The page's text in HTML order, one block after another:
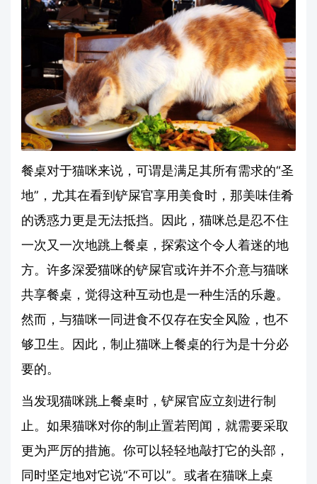
餐桌对于猫咪来说，可谓是满足其所有需求的“圣
地”，尤其在看到铲屎官享用美食时，那美味佳肴
的诱惑力更是无法抵挡。因此，猫咪总是忍不住
一次又一次地跳上餐桌，探索这个令人着迷的地
方。许多深爱猫咪的铲屎官或许并不介意与猫咪
共享餐桌，觉得这种互动也是一种生活的乐趣。
然而，与猫咪一同进食不仅存在安全风险，也不
够卫生。因此，制止猫咪上餐桌的行为是十分必
要的。
当发现猫咪跳上餐桌时，铲屎官应立刻进行制
止。如果猫咪对你的制止置若罔闻，就需要采取
更为严厉的措施。你可以轻轻地敲打它的头部，
同时坚定地对它说“不可以”。或者在猫咪上桌